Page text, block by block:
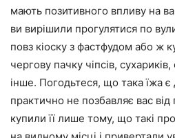
мають позитивного впливу на
ви вирішили прогулятися по
повз кіоску з фастфудом або ж
чергову пачку чіпсів,
інше. Погодьтеся, що така їжа є
практично не позбавляє вас
купили її лише тому, що такі